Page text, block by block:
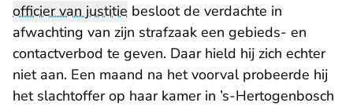
officier van justitie besloot de verdachte in
afwachting van zijn strafzaak een gebieds- en
contactverbod te geven. Daar hield hij zich echter
niet aan. Een maand na het voorval probeerde hij
het slachtoffer op haar kamer in ’s-Hertogenbosch